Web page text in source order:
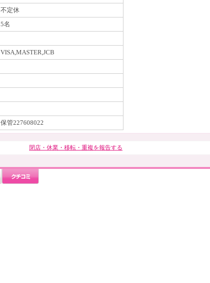
不定休
5名
VISA,MASTER,JCB
保管227608022
閉店・休業・移転・重複を報告する